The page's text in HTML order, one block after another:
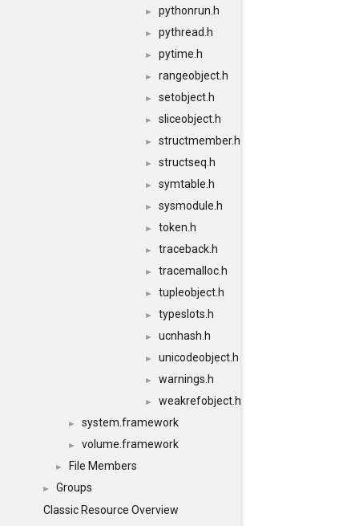
► pythonrun.h
► pythread.h
► pytime.h
► rangeobject.h
► setobject.h
► sliceobject.h
► structmember.h
► structseq.h
► symtable.h
► sysmodule.h
► token.h
► traceback.h
► tracemalloc.h
► tupleobject.h
► typeslots.h
► ucnhash.h
► unicodeobject.h
► warnings.h
► weakrefobject.h
► system.framework
► volume.framework
► File Members
►
Groups
Classic Resource Overview